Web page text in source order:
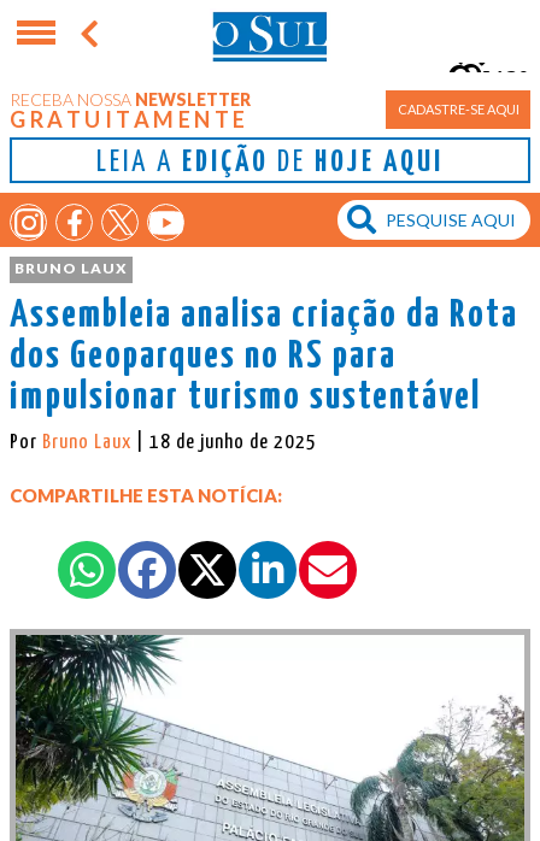
RECEBA NOSSA NEWSLETTER
GRATUITAMENTE CADASTRE-SE AQUI
LEIA A EDIÇÃO DE HOJE AQUI
Porto Alegre
13°
BRUNO LAUX
Assembleia analisa criação da Rota
dos Geoparques no RS para
impulsionar turismo sustentável
Por Bruno Laux | 18 de junho de 2025
COMPARTILHE ESTA NOTÍCIA: